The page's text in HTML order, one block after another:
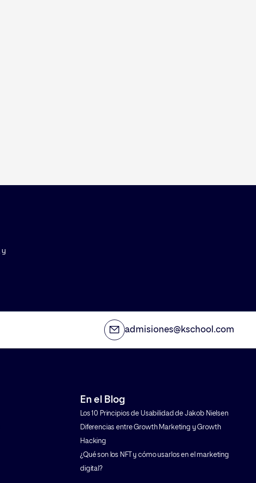
y
admisiones@kschool.com
En el Blog
Los 10 Principios de Usabilidad de Jakob Nielsen
Diferencias entre Growth Marketing y Growth
Hacking
¿Qué son los NFT y cómo usarlos en el marketing
digital?